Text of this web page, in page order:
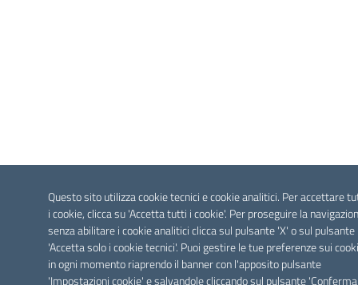
Questo sito utilizza cookie tecnici e cookie analitici. Per accettare
i cookie, clicca su 'Accetta tutti i cookie'. Per proseguire la
senza abilitare i cookie analitici clicca sul pulsante 'X' o sul pulsante
'Accetta solo i cookie tecnici'. Puoi gestire le tue preferenze sui
in ogni momento riaprendo il banner con l'apposito pulsante
'Impostazioni cookie' e salvandole cliccando sul pulsante